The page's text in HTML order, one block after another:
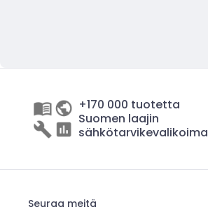
+170 000 tuotetta
Suomen laajin
sähkötarvikevalikoima
Seuraa meitä